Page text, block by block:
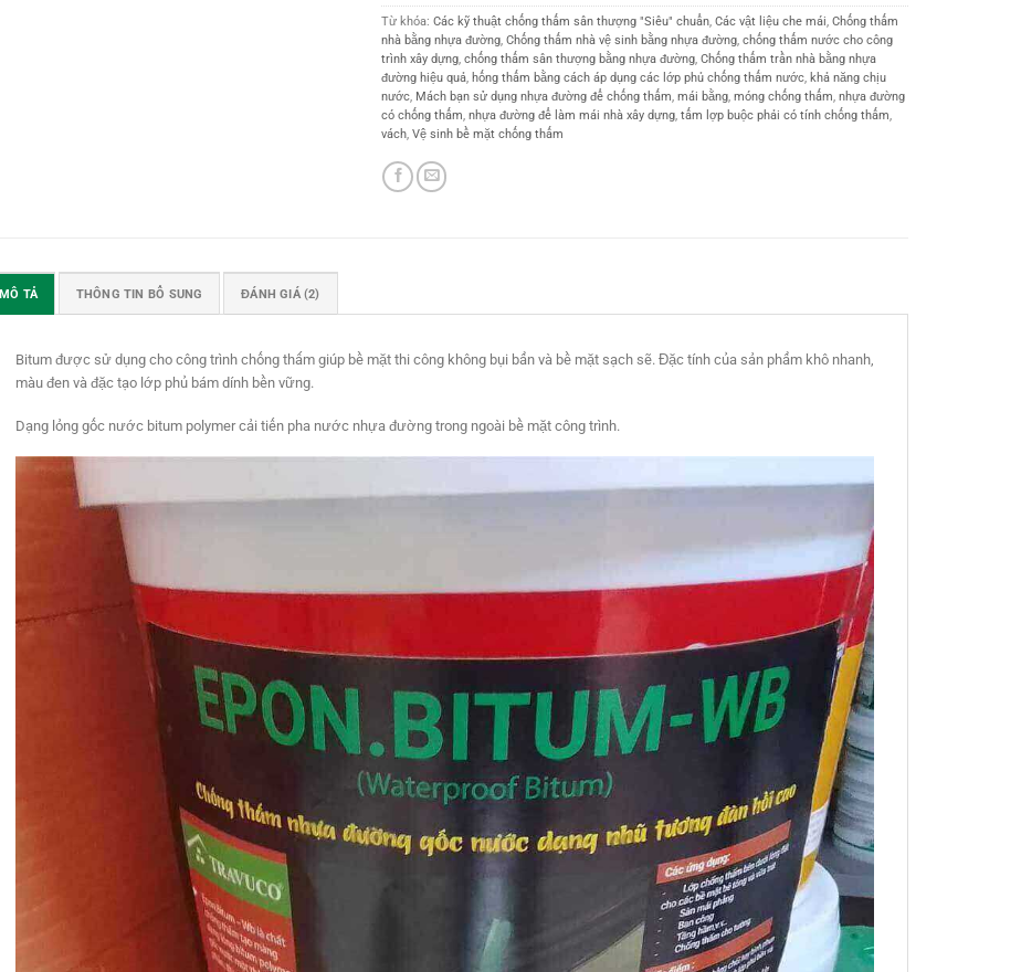
Từ khóa:Các kỹ thuật chống thấm sân thượng "Siêu" chuẩn,Các vật liệu che mái,Chống thấm
nhà bằng nhựa đường,Chống thấm nhà vệ sinh bằng nhựa đường,chống thấm nước cho công
trình xây dựng,chống thấm sân thượng bằng nhựa đường,Chống thấm trần nhà bằng nhựa
đường hiệu quả, hống thấm bằng cách áp dụng các lớp phủ chống thấm nước, khả năng chịu
nước, Mách bạn sử dụng nhựa đường để chống thấm,mái bằng,móng chống thấm,nhựa đường
có chống thấm,nhựa đường để làm mái nhà xây dựng,tấm lợp buộc phải có tính chống thấm,
vách,Vệ sinh bề mặt chống thấm
MÔ TẢ THÔNG TIN BỔ SUNG ĐÁNH GIÁ (2)
Bitum được sử dụng cho công trình chống thấm giúp bề mặt thi công không bụi bẩn và bề mặt sạch sẽ. Đặc tính của sản phẩm khô nhanh,
màu đen và đặc tạo lớp phủ bám dính bền vững.
Dạng lỏng gốc nước bitum polymer cải tiến pha nước nhựa đường trong ngoài bề mặt công trình.